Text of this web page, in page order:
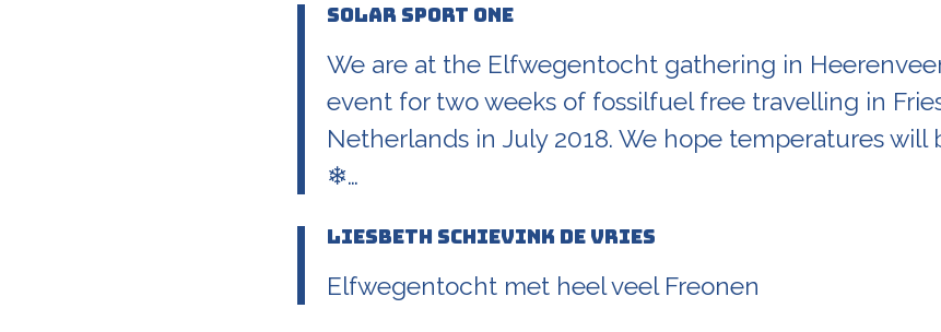
Solar Sport One
We are at the Elfwegentocht gathering in
event for two weeks of fossilfuel free travelling in
Netherlands in July 2018. We hope temperatures
❄…
Liesbeth Schievink de Vries
Elfwegentocht met heel veel Freonen